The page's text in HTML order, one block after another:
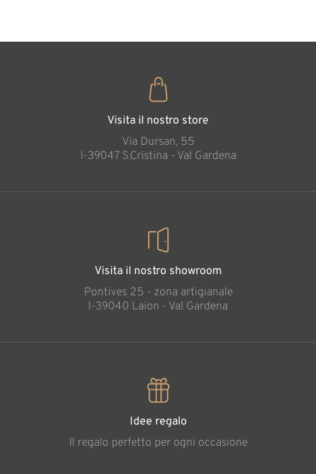
Visita il nostro store
Via Dursan, 55
l-39047 S.Cristina - Val Gardena
Visita il nostro showroom
Pontives 25 - zona artigianale
l-39040 Laion - Val Gardena
Idee regalo
Il regalo perfetto per ogni occasione